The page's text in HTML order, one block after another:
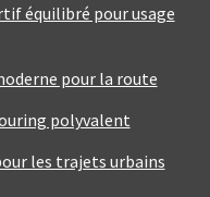
équilibré pour usage
pour la route
polyvalent
les trajets urbains